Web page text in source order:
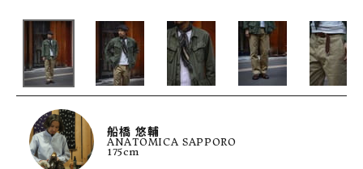
船橋 悠輔
ANATOMICA SAPPORO
175cm